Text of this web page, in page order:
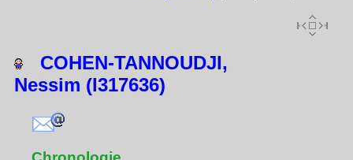
COHEN-TANNOUDJI,
Nessim (I317636)